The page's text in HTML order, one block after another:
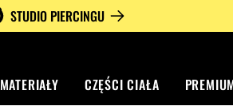
STUDIO PIERCINGU
MATERIAŁY CZĘŚCI CIAŁA